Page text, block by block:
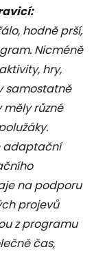
hodně prší,
Nicméně
hry,
samostatně
různé
adaptační
na podporu
projevů
z programu
čas,